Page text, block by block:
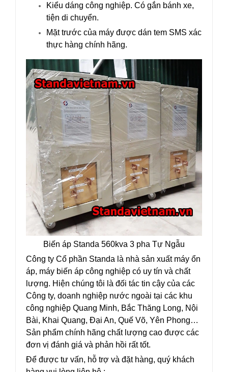
Kiểu dáng công nghiệp. Có gắn bánh xe,
tiện di chuyển.
Mặt trước của máy được dán tem SMS xác
thực hàng chính hãng.
Biến áp Standa 560kva 3 pha Tự Ngẫu
Công ty Cổ phần Standa là nhà sản xuất máy ổn
áp, máy biến áp công nghiệp có uy tín và chất
lượng. Hiện chúng tôi là đối tác tin cậy của các
Công ty, doanh nghiệp nước ngoài tại các khu
công nghiệp Quang Minh, Bắc Thăng Long, Nội
Bài, Khai Quang, Đại An, Quế Võ, Yên Phong…
Sản phẩm chính hãng chất lượng cao được các
đơn vị đánh giá và phản hồi rất tốt.
Để được tư vấn, hỗ trợ và đặt hàng, quý khách